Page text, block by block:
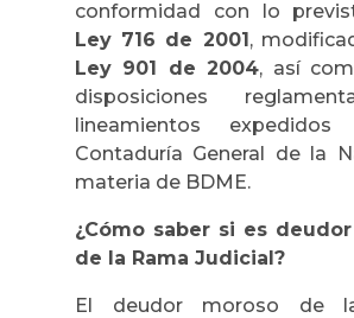
conformidad con lo
Ley 716 de 2001,
Ley 901 de 2004, así
disposiciones
lineamientos
Contaduría General de la
materia de BDME.
¿Cómo saber si es
de la Rama Judicial?
El deudor moroso de